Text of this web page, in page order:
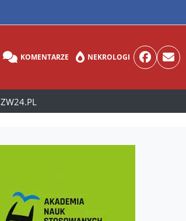
KOMENTARZE NEKROLOGI
ZW24.PL